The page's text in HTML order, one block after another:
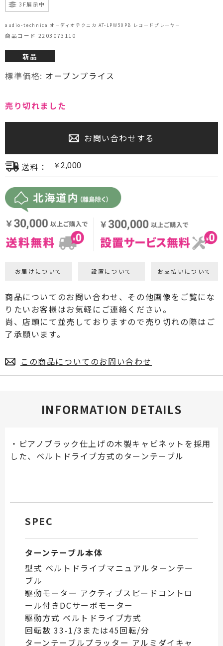
サウンドバー・アンプ内蔵型スピーカー
センタースピーカー・サブウーファー
3F展示中
audio-technica オーディオテクニカ AT-LPW50PB レコードプレーヤー
商品コード 2203073110
新品
標準価格: オープンプライス
売り切れました
お問い合わせする
送料： ￥2,000
お届けについて 設置について お支払いについて
商品についてのお問い合わせ、その他画像をご覧にな
りたいお客様はお気軽にご連絡ください。
尚、店頭にて並売しておりますので売り切れの際はご
了承願います。
この商品についてのお問い合わせ
INFORMATION DETAILS
・ピアノブラック仕上げの木製キャビネットを採用
した、ベルトドライブ方式のターンテーブル
SPEC
ターンテーブル本体
型式 ベルトドライブマニュアルターンテー
ブル
駆動モーター アクティブスピードコントロ
ール付きDCサーボモーター
駆動方式 ベルトドライブ方式
回転数 33-1/3または45回転/分
ターンテーブルプラッター アルミダイキャ